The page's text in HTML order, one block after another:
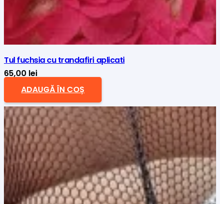
Tul fuchsia cu trandafiri aplicati
65,00 lei
ADAUGĂ ÎN COȘ